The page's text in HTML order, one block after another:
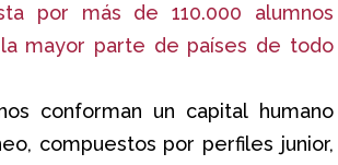
por más de 110.000 alumnos
mayor parte de países de todo
conforman un capital humano
compuestos por perfiles junior,